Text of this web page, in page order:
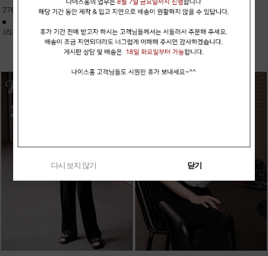
276,000원
(리뷰 10)
다시 보지 않기 닫기